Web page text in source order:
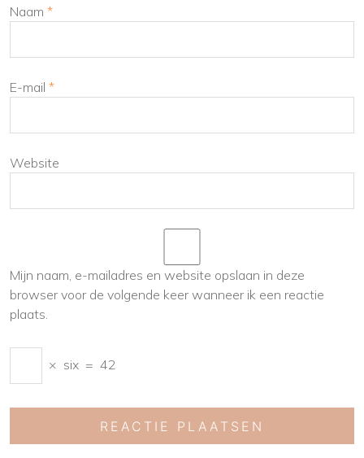
Naam *
E-mail *
Website
Mijn naam, e-mailadres en website opslaan in deze
browser voor de volgende keer wanneer ik een reactie
plaats.
× six = 42